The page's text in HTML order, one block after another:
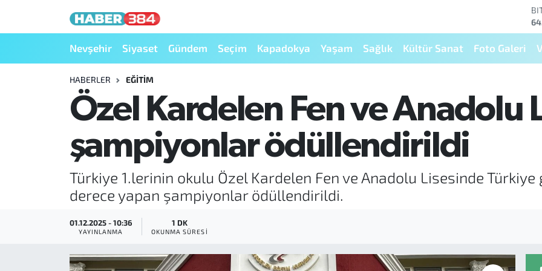
Nevşehir Siyaset Gündem Seçim Kapadokya Yaşam Sağlık Kültür Sanat Foto Galeri
HABERLER EĞITIM
Özel Kardelen Fen ve Anadolu
şampiyonlar ödüllendirildi
Türkiye 1.lerinin okulu Özel Kardelen Fen ve Anadolu Lisesinde Türkiye
derece yapan şampiyonlar ödüllendirildi.
01.12.2025 - 10:36
YAYINLANMA
1 DK
OKUNMA SÜRESI
Nöbetçi Eczaneler
Hava Durumu
Trafik Durumu
Süper Lig Puan Durumu ve Fikstür
Tüm Manşetler
Son Dakika Haberleri
Haber Arşivi